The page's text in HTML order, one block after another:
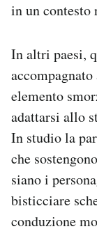
in un contesto
In altri paesi,
elemento
adattarsi allo
In studio la
che
siano i
bisticciare
conduzione